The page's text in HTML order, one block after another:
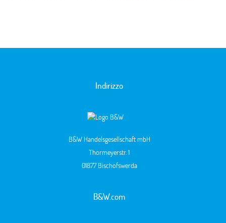
Indirizzo
B&W Handelsgesellschaft mbH
Thormeyerstr. 1
01877 Bischofswerda
B&W.com